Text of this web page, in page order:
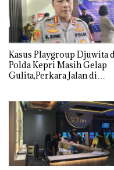
Kasus Playgroup Djuwita
Polda Kepri Masih Gelap
Gulita,Perkara Jalan di